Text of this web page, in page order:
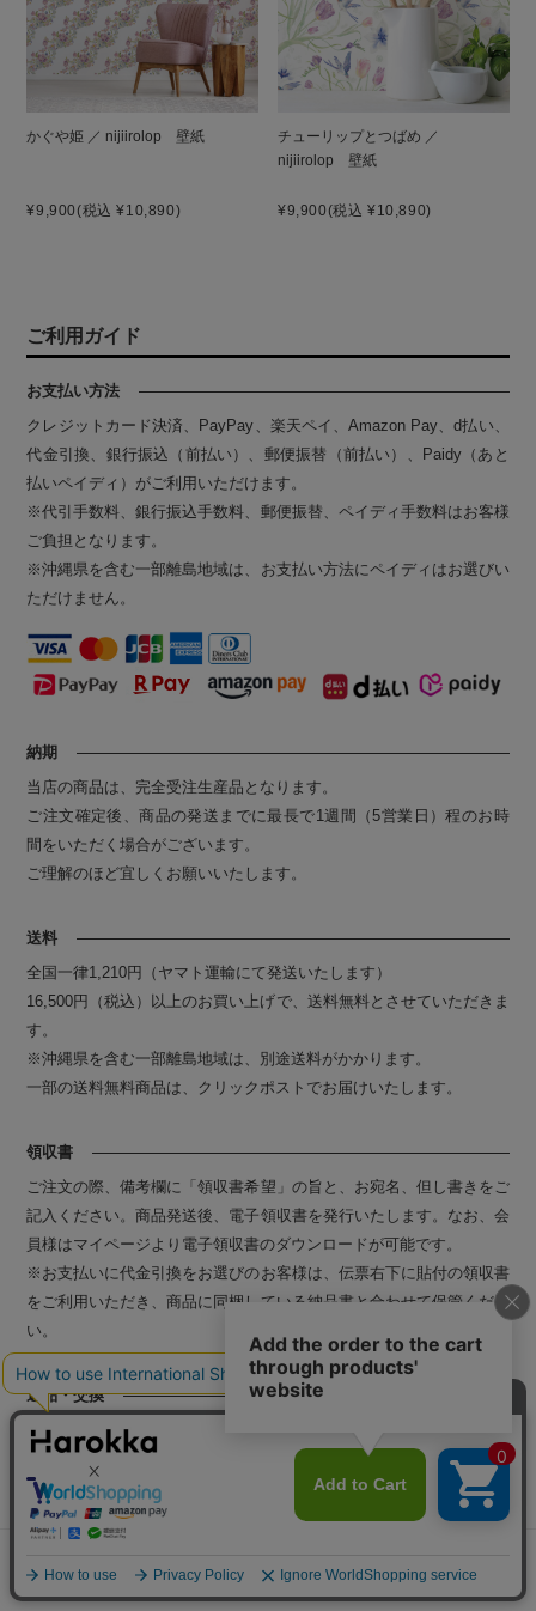
かぐや姫 ／ nijiirolop 壁紙
¥9,900(税込 ¥10,890)
チューリップとつばめ ／
nijiirolop 壁紙
¥9,900(税込 ¥10,890)
ご利用ガイド
お支払い方法
クレジットカード決済、PayPay、楽天ペイ、Amazon Pay、d払い、
代金引換、銀行振込（前払い）、郵便振替（前払い）、Paidy（あと
払いペイディ）がご利用いただけます。
※代引手数料、銀行振込手数料、郵便振替、ペイディ手数料はお客様
ご負担となります。
※沖縄県を含む一部離島地域は、お支払い方法にペイディはお選びい
ただけません。
納期
当店の商品は、完全受注生産品となります。
ご注文確定後、商品の発送までに最長で1週間（5営業日）程のお時
間をいただく場合がございます。
ご理解のほど宜しくお願いいたします。
送料
全国一律1,210円（ヤマト運輸にて発送いたします）
16,500円（税込）以上のお買い上げで、送料無料とさせていただきま
す。
※沖縄県を含む一部離島地域は、別途送料がかかります。
一部の送料無料商品は、クリックポストでお届けいたします。
領収書
ご注文の際、備考欄に「領収書希望」の旨と、お宛名、但し書きをご
記入ください。商品発送後、電子領収書を発行いたします。なお、会
員様はマイページより電子領収書のダウンロードが可能です。
※お支払いに代金引換をお選びのお客様は、伝票右下に貼付の領収書
をご利用いただき、商品に同梱している納品書と合わせて保管くださ
い。
返品・交換
当店の商品は、完全受注生産品となります。
ご注文後に自社工場にて製造工程に入るため、キャンセルや変更は承
ることができません。
・不良品や破損などによる返品交換について
ご注文と異なる商品や数量違い、配送中の事故などによる破損がござ
いましたら、商品到着日より7日以内にご連絡ください。速やかにご
対応させていただきます。商品到着後7日を過ぎますと、返品交換の